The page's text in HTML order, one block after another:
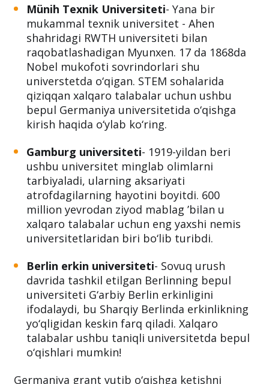
Münih Texnik Universiteti- Yana bir
mukammal texnik universitet - Ahen
shahridagi RWTH universiteti bilan
raqobatlashadigan Myunxen. 17 da 1868da
Nobel mukofoti sovrindorlari shu
universtetda o‘qigan. STEM sohalarida
qiziqqan xalqaro talabalar uchun ushbu
bepul Germaniya universitetida o‘qishga
kirish haqida o‘ylab ko‘ring.
Gamburg universiteti- 1919-yildan beri
ushbu universitet minglab olimlarni
tarbiyaladi, ularning aksariyati
atrofdagilarning hayotini boyitdi. 600
million yevrodan ziyod mablag ’bilan u
xalqaro talabalar uchun eng yaxshi nemis
universitetlaridan biri bo‘lib turibdi.
Berlin erkin universiteti- Sovuq urush
davrida tashkil etilgan Berlinning bepul
universiteti G‘arbiy Berlin erkinligini
ifodalaydi, bu Sharqiy Berlinda erkinlikning
yo‘qligidan keskin farq qiladi. Xalqaro
talabalar ushbu taniqli universitetda bepul
o‘qishlari mumkin!
Germaniya grant yutib o‘qishga ketishni